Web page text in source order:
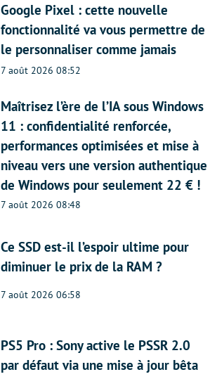
Google Pixel : cette nouvelle
fonctionnalité va vous permettre de
le personnaliser comme jamais
7 août 2026 08:52
Maîtrisez l’ère de l’IA sous Windows
11 : confidentialité renforcée,
performances optimisées et mise à
niveau vers une version authentique
de Windows pour seulement 22 € !
7 août 2026 08:48
Ce SSD est-il l’espoir ultime pour
diminuer le prix de la RAM ?
7 août 2026 06:58
PS5 Pro : Sony active le PSSR 2.0
par défaut via une mise à jour bêta